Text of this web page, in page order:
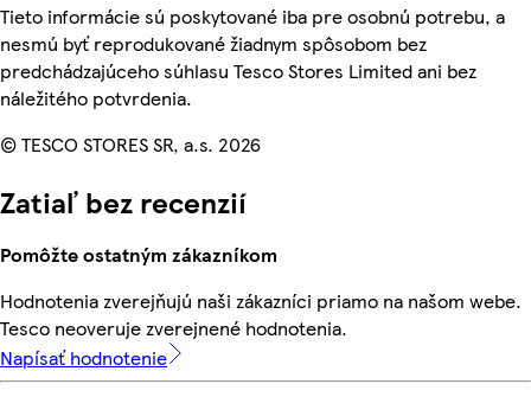
Tieto informácie sú poskytované iba pre osobnú potrebu, a
nesmú byť reprodukované žiadnym spôsobom bez
predchádzajúceho súhlasu Tesco Stores Limited ani bez
náležitého potvrdenia.
© TESCO STORES SR, a.s. 2026
Zatiaľ bez recenzií
Pomôžte ostatným zákazníkom
Hodnotenia zverejňujú naši zákazníci priamo na našom webe.
Tesco neoveruje zverejnené hodnotenia.
Napísať hodnotenie